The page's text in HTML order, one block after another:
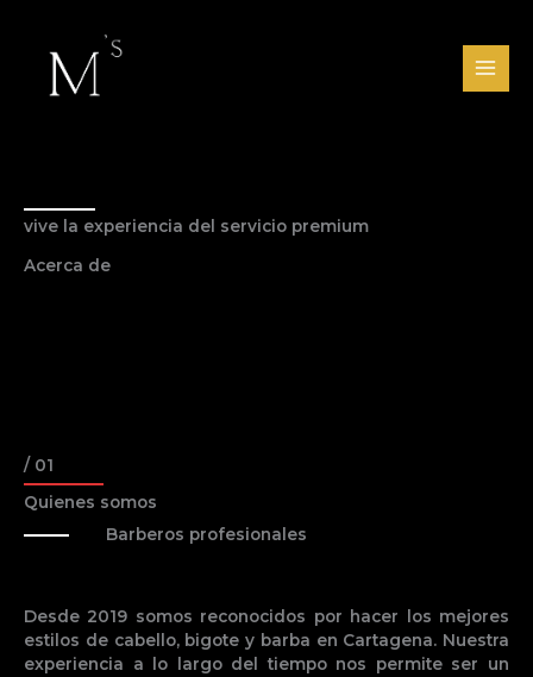
contenido
vive la experiencia del servicio premium
Acerca de
/ 01
Quienes somos
Barberos profesionales
Desde 2019 somos reconocidos por hacer los mejores
estilos de cabello, bigote y barba en Cartagena. Nuestra
experiencia a lo largo del tiempo nos permite ser un